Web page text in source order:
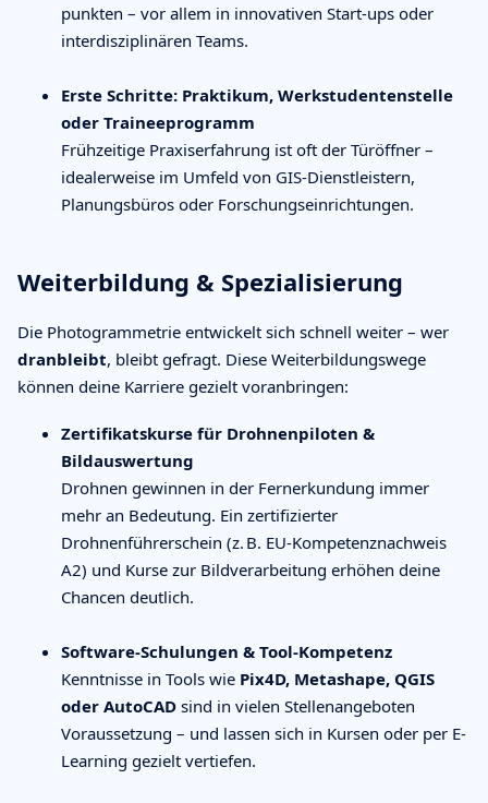
punkten – vor allem in innovativen Start-ups oder
interdisziplinären Teams.
Erste Schritte: Praktikum, Werkstudentenstelle
oder Traineeprogramm
Frühzeitige Praxiserfahrung ist oft der Türöffner –
idealerweise im Umfeld von GIS-Dienstleistern,
Planungsbüros oder Forschungseinrichtungen.
Weiterbildung & Spezialisierung
Die Photogrammetrie entwickelt sich schnell weiter – wer
dranbleibt, bleibt gefragt. Diese Weiterbildungswege
können deine Karriere gezielt voranbringen:
Zertifikatskurse für Drohnenpiloten &
Bildauswertung
Drohnen gewinnen in der Fernerkundung immer
mehr an Bedeutung. Ein zertifizierter
Drohnenführerschein (z. B. EU-Kompetenznachweis
A2) und Kurse zur Bildverarbeitung erhöhen deine
Chancen deutlich.
Software-Schulungen & Tool-Kompetenz
Kenntnisse in Tools wie Pix4D, Metashape, QGIS
oder AutoCAD sind in vielen Stellenangeboten
Voraussetzung – und lassen sich in Kursen oder per E-
Learning gezielt vertiefen.